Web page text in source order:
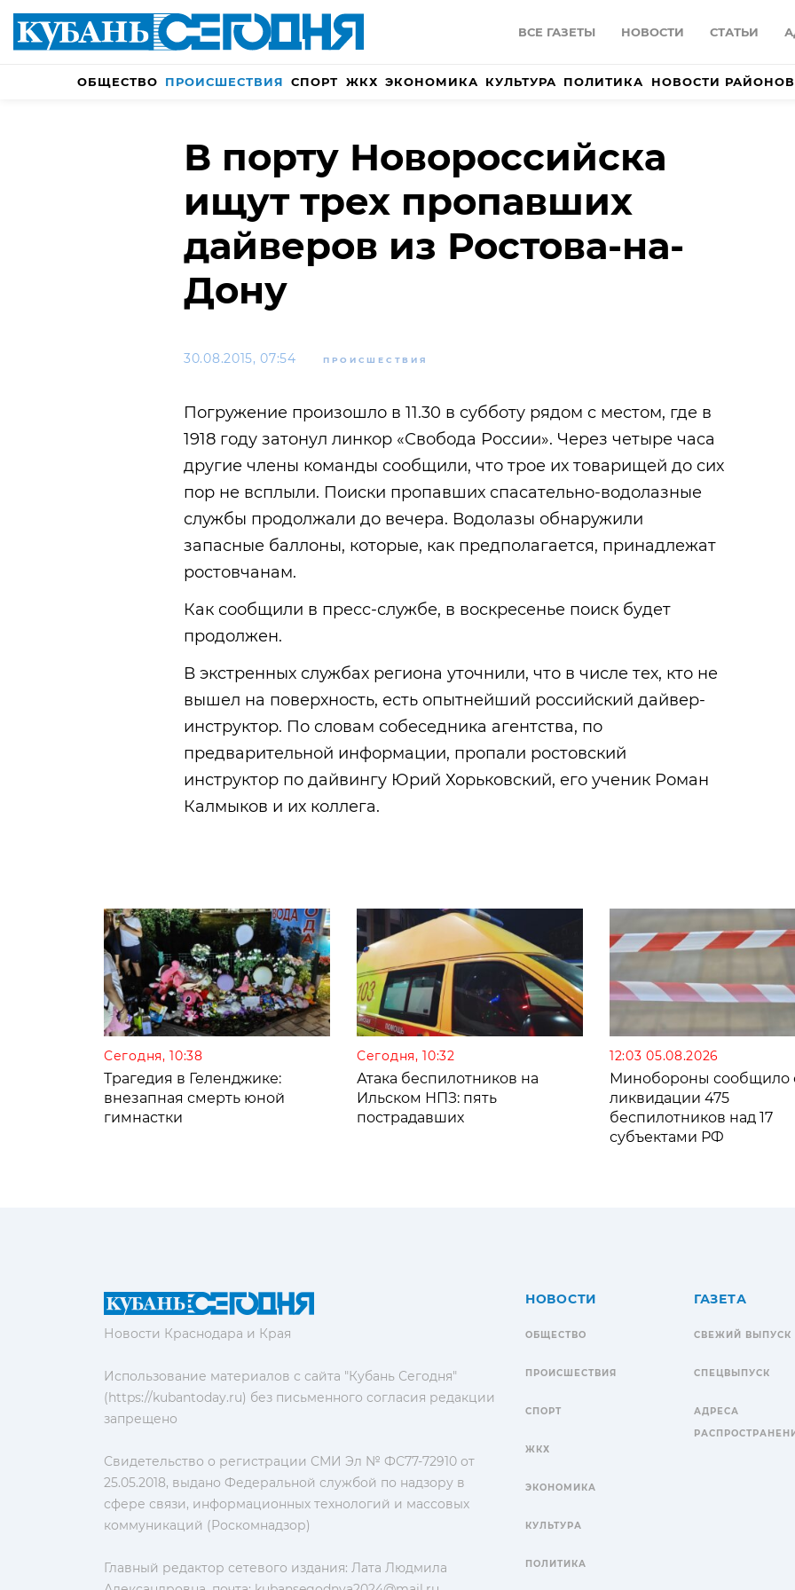
ВСЕ ГАЗЕТЫ НОВОСТИ СТАТЬИ
ОБЩЕСТВО ПРОИСШЕСТВИЯ СПОРТ ЖКХ ЭКОНОМИКА КУЛЬТУРА ПОЛИТИКА НОВОСТИ РАЙОНОВ
В порту Новороссийска
ищут трех пропавших
дайверов из Ростова-на-
Дону
30.08.2015, 07:54 ПРОИСШЕСТВИЯ
Погружение произошло в 11.30 в субботу рядом с местом, где в
1918 году затонул линкор «Свобода России». Через четыре часа
другие члены команды сообщили, что трое их товарищей до сих
пор не всплыли. Поиски пропавших спасательно-водолазные
службы продолжали до вечера. Водолазы обнаружили
запасные баллоны, которые, как предполагается, принадлежат
ростовчанам.
Как сообщили в пресс-службе, в воскресенье поиск будет
продолжен.
В экстренных службах региона уточнили, что в числе тех, кто не
вышел на поверхность, есть опытнейший российский дайвер-
инструктор. По словам собеседника агентства, по
предварительной информации, пропали ростовский
инструктор по дайвингу Юрий Хорьковский, его ученик Роман
Калмыков и их коллега.
Сегодня, 10:38
Трагедия в Геленджике:
внезапная смерть юной
гимнастки
Сегодня, 10:32
Атака беспилотников на
Ильском НПЗ: пять
пострадавших
12:03 05.08.2026
Минобороны сообщило
ликвидации 475
беспилотников над 17
субъектами РФ
Новости Краснодара и Края
Использование материалов с сайта "Кубань Сегодня"
(https://kubantoday.ru) без письменного согласия редакции
запрещено
Свидетельство о регистрации СМИ Эл № ФС77-72910 от
25.05.2018, выдано Федеральной службой по надзору в
сфере связи, информационных технологий и массовых
коммуникаций (Роскомнадзор)
Главный редактор сетевого издания: Лата Людмила
НОВОСТИ
ОБЩЕСТВО
ПРОИСШЕСТВИЯ
СПОРТ
ЖКХ
ЭКОНОМИКА
КУЛЬТУРА
ПОЛИТИКА
ГАЗЕТА
СВЕЖИЙ ВЫПУСК
СПЕЦВЫПУСК
АДРЕСА